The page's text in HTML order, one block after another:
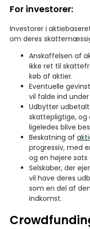
For investorer:
Investorer i
om deres
Anskaffelsen af
ikke ret til
køb af aktier.
Eventuelle
vil falde ind
Udbytter
skattepligtige, og
ligeledes blive
Beskatning af
progressiv, med
og en højere sats
Selskaber, der
vil have deres
som en del af
indkomst.